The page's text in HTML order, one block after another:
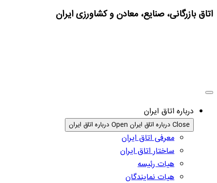
اتاق بازرگانی، صنایع، معادن و کشاورزی ایران
درباره اتاق ایران
Close درباره اتاق ایران Open درباره اتاق ایران
معرفی اتاق ایران
ساختار اتاق ایران
هیات رئیسه
هیات نمایندگان